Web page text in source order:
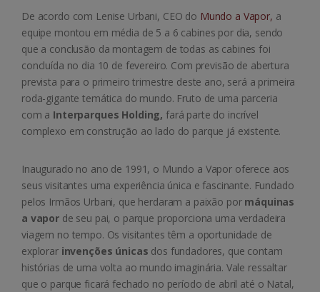
De acordo com Lenise Urbani, CEO do Mundo a Vapor, a
equipe montou em média de 5 a 6 cabines por dia, sendo
que a conclusão da montagem de todas as cabines foi
concluída no dia 10 de fevereiro. Com previsão de abertura
prevista para o primeiro trimestre deste ano, será a primeira
roda-gigante temática do mundo. Fruto de uma parceria
com a Interparques Holding, fará parte do incrível
complexo em construção ao lado do parque já existente.
Inaugurado no ano de 1991, o Mundo a Vapor oferece aos
seus visitantes uma experiência única e fascinante. Fundado
pelos Irmãos Urbani, que herdaram a paixão por máquinas
a vapor de seu pai, o parque proporciona uma verdadeira
viagem no tempo. Os visitantes têm a oportunidade de
explorarinvenções únicas dos fundadores, que contam
histórias de uma volta ao mundo imaginária. Vale ressaltar
que o parque ficará fechado no período de abril até o Natal,